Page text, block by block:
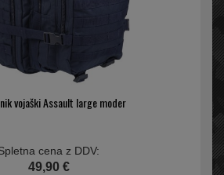
vojaški Assault large moder
cena z DDV:
49,90 €